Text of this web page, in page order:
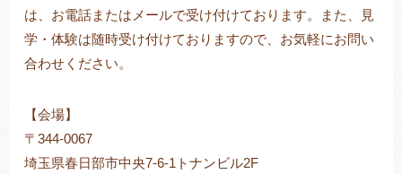
は、お電話またはメールで受け付けております。また、見
学・体験は随時受け付けておりますので、お気軽にお問い
合わせください。
【会場】
〒344-0067
埼玉県春日部市中央7-6-1トナンビル2F